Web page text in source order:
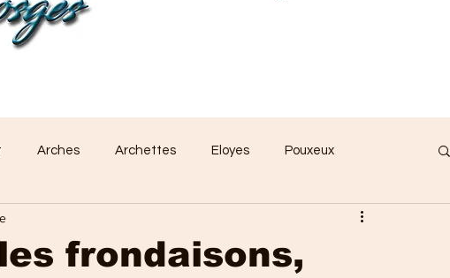
Arches Archettes Eloyes Pouxeux
Amé Vecoux
frondaisons,